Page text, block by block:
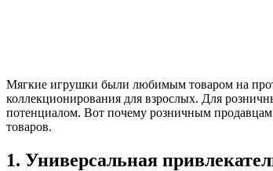
Мягкие игрушки были любимым товаром на
коллекционирования для взрослых. Для
потенциалом. Вот почему розничным продавцам
товаров.
1. Универсальная